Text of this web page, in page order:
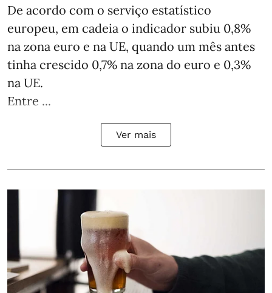
De acordo com o serviço estatístico
europeu, em cadeia o indicador subiu 0,8%
na zona euro e na UE, quando um mês antes
tinha crescido 0,7% na zona do euro e 0,3%
na UE.
Entre ...
Ver mais